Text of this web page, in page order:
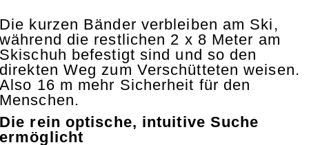
Die kurzen Bänder verbleiben am Ski,
während die restlichen 2 x 8 Meter am
Skischuh befestigt sind und so den
direkten Weg zum Verschütteten weisen.
Also 16 m mehr Sicherheit für den
Menschen.
Die rein optische, intuitive Suche
ermöglicht